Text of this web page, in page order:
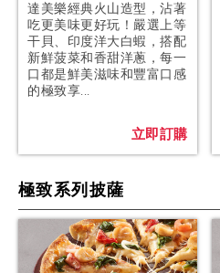
達美樂經典火山造型，沾著
吃更美味更好玩！嚴選上等
干貝、印度洋大白蝦，搭配
新鮮菠菜和香甜洋蔥，每一
口都是鮮美滋味和豐富口感
的極致享...
立即訂購
極致系列披薩